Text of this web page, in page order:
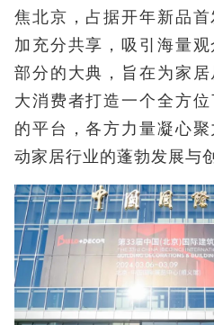
焦北京，占据开年新品
加充分共享，吸引海量
部分的大典，旨在为家
大消费者打造一个全方
的平台，各方力量凝心
动家居行业的蓬勃发展与